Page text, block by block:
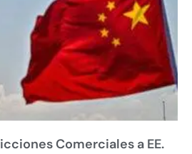
Comerciales a EE.